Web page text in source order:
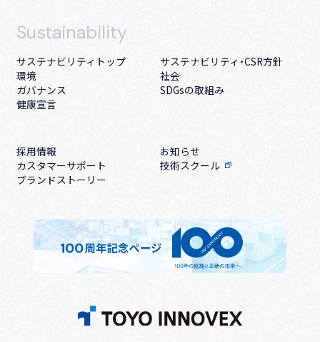
Sustainability
サステナビリティトップ
サステナビリティ・CSR方針
環境
社会
ガバナンス
SDGsの取組み
健康宣言
採用情報
お知らせ
カスタマーサポート
技術スクール
ブランドストーリー